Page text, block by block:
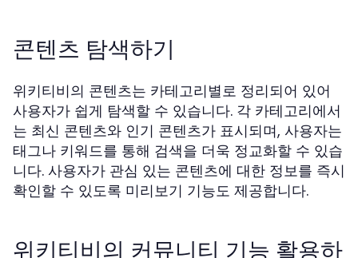
콘텐츠 탐색하기
위키티비의 콘텐츠는 카테고리별로 정리되어 있어
사용자가 쉽게 탐색할 수 있습니다. 각 카테고리에서
는 최신 콘텐츠와 인기 콘텐츠가 표시되며, 사용자는
태그나 키워드를 통해 검색을 더욱 정교화할 수 있습
니다. 사용자가 관심 있는 콘텐츠에 대한 정보를 즉시
확인할 수 있도록 미리보기 기능도 제공합니다.
위키티비의 커뮤니티 기능 활용하